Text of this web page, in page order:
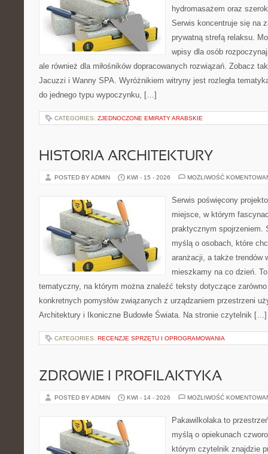
hydromasażem oraz
Serwis koncentruje się na
prywatną strefą relaksu.
wpisy dla osób
ale również dla miłośników dopracowanych rozwiązań. Zobacz
Jacuzzi i Wanny SPA. Wyróżnikiem witryny jest rozległa
do jednego typu wypoczynku, […]
CATEGORIES: ZJEDNOCZONE EMIRATY ARABSKIE
HISTORIA ARCHITEKTURY
POSTED BY ADMIN KWI - 15 - 2026 MOŻLIWOŚĆ
Serwis poświęcony
miejsce, w którym
praktycznym spojrzeniem.
myślą o osobach, które
aranżacji, a także trendów
mieszkamy na co dzień.
tematyczny, na którym można znaleźć teksty dotyczące
konkretnych pomysłów związanych z urządzaniem przestrzeni
Architektury i Ikoniczne Budowle Świata. Na stronie czytelnik […]
CATEGORIES: RECENZJE SPRZĘTU I OPROGRAMOWANIA
ZDROWIE I PROFILAKTYKA
POSTED BY ADMIN KWI - 14 - 2026 MOŻLIWOŚĆ
Pakawilkolaka to
myślą o opiekunach
którym czytelnik znajdzie